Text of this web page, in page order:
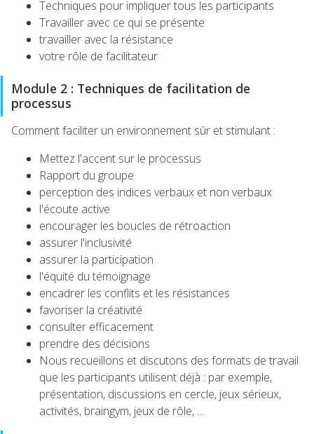
Techniques pour impliquer tous les participants
Travailler avec ce qui se présente
travailler avec la résistance
votre rôle de facilitateur
Module 2 : Techniques de facilitation de
processus
Comment faciliter un environnement sûr et stimulant :
Mettez l'accent sur le processus
Rapport du groupe
perception des indices verbaux et non verbaux
l'écoute active
encourager les boucles de rétroaction
assurer l'inclusivité
assurer la participation
l'équité du témoignage
encadrer les conflits et les résistances
favoriser la créativité
consulter efficacement
prendre des décisions
Nous recueillons et discutons des formats de travail
que les participants utilisent déjà : par exemple,
présentation, discussions en cercle, jeux sérieux,
activités, braingym, jeux de rôle, ...